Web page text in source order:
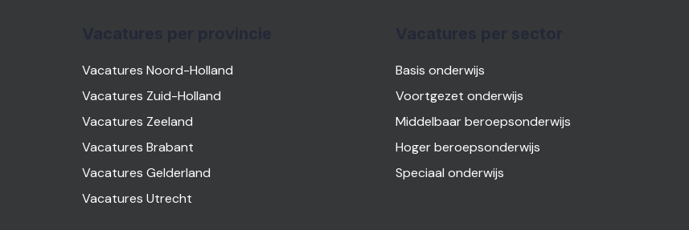
Vacatures Noord-Holland
Vacatures Zuid-Holland
Vacatures Zeeland
Vacatures Brabant
Vacatures Gelderland
Vacatures Utrecht
Basis onderwijs
Voortgezet onderwijs
Middelbaar beroepsonderwijs
Hoger beroepsonderwijs
Speciaal onderwijs